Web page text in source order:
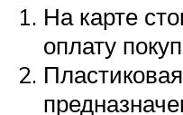
На карте
оплату